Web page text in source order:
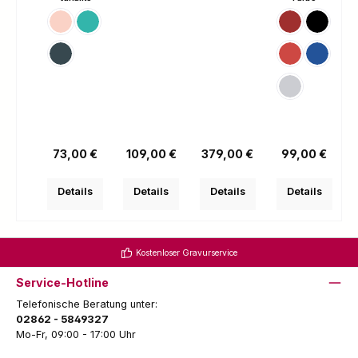
Paris StyleSydney Style
New York Style
Regulärer Preis:
73,00 €
Details
Regulärer Preis:
109,00 €
Details
Regulärer Preis:
379,00 €
Details
Rot Schwarz
Rot Blau
Silvertech
Regulärer
99,00 €
Details
Kostenloser Gravurservice
Service-Hotline
Telefonische Beratung unter:
02862 - 5849327
Mo-Fr, 09:00 - 17:00 Uhr